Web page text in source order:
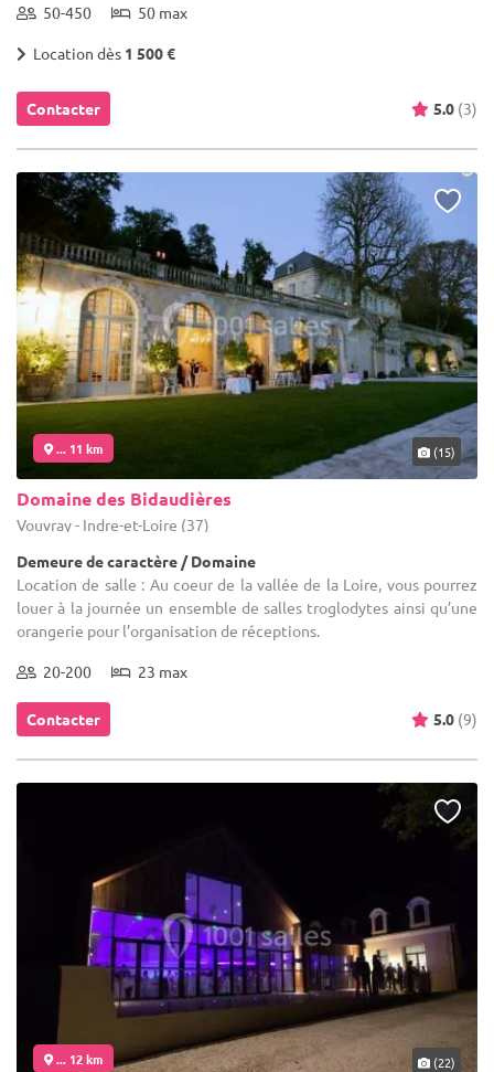
50-450 50 max
Location dès 1 500 €
Contacter 5.0 (3)
... 11 km (15)
Domaine des Bidaudières
Vouvray - Indre-et-Loire (37)
Demeure de caractère / Domaine
Location de salle : Au coeur de la vallée de la Loire, vous pourrez
louer à la journée un ensemble de salles troglodytes ainsi qu’une
orangerie pour l’organisation de réceptions.
20-200 23 max
Contacter 5.0 (9)
... 12 km (22)